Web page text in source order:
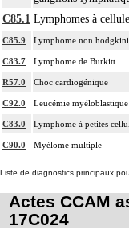
C85.1 Lymphomes à
C85.9 Lymphome non
C83.7 Lymphome de Burkitt
R57.0 Choc cardiogénique
C92.0 Leucémie
C83.0 Lymphome à petites
C90.0 Myélome multiple
Liste de diagnostics principaux
Actes CCAM
17C024